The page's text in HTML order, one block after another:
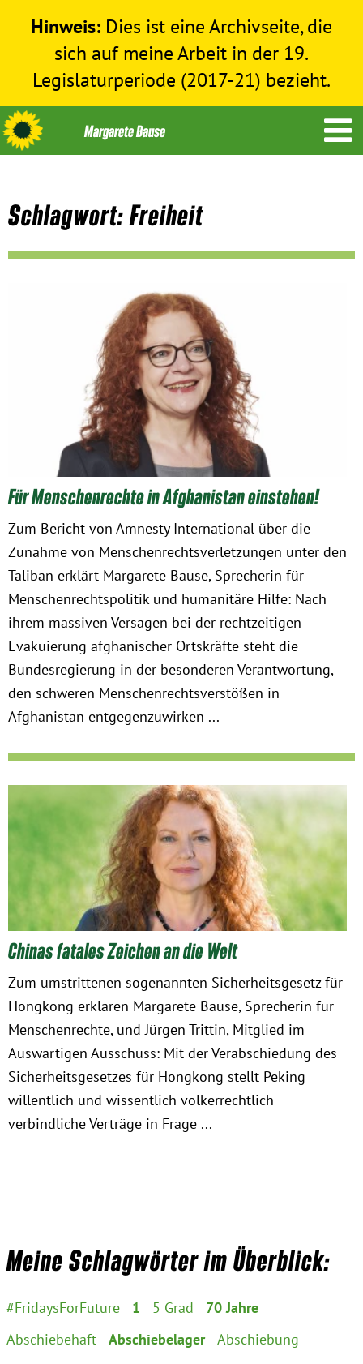
Hinweis: Dies ist eine Archivseite, die
sich auf meine Arbeit in der 19.
Legislaturperiode (2017-21) bezieht.
Themen
Humanitäre Hilfe
Bundestag 2017-2021
Obfrau im Ausschuss für Menschenrechte und
humanitäre Hilfe
Mein Abstimmungsverhalten
Besuch in Berlin
Praktikum
Patenschaftsprogramm
Bayern
Zur Person
Kontakt
Termine
YouTube
Facebook
Instagram
Schlagwort: Freiheit
Für Menschenrechte in Afghanistan einstehen!
Zum Bericht von Amnesty International über die
Zunahme von Menschenrechtsverletzungen unter den
Taliban erklärt Margarete Bause, Sprecherin für
Menschenrechtspolitik und humanitäre Hilfe: Nach
ihrem massiven Versagen bei der rechtzeitigen
Evakuierung afghanischer Ortskräfte steht die
Bundesregierung in der besonderen Verantwortung,
den schweren Menschenrechtsverstößen in
Afghanistan entgegenzuwirken ...
Chinas fatales Zeichen an die Welt
Zum umstrittenen sogenannten Sicherheitsgesetz für
Hongkong erklären Margarete Bause, Sprecherin für
Menschenrechte, und Jürgen Trittin, Mitglied im
Auswärtigen Ausschuss: Mit der Verabschiedung des
Sicherheitsgesetzes für Hongkong stellt Peking
willentlich und wissentlich völkerrechtlich
verbindliche Verträge in Frage ...
Meine Schlagwörter im Überblick:
#FridaysForFuture 1 5 Grad
70 Jahre
Abschiebehaft
Abschiebelager
Abschiebung